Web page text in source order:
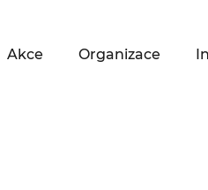
Akce Organizace